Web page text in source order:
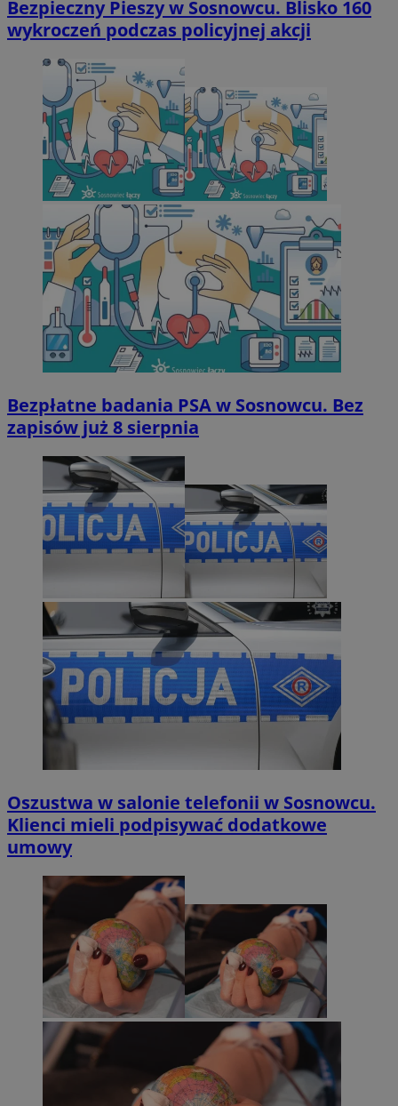
Bezpieczny Pieszy w Sosnowcu. Blisko 160
wykroczeń podczas policyjnej akcji
Bezpłatne badania PSA w Sosnowcu. Bez
zapisów już 8 sierpnia
Oszustwa w salonie telefonii w Sosnowcu.
Klienci mieli podpisywać dodatkowe
umowy